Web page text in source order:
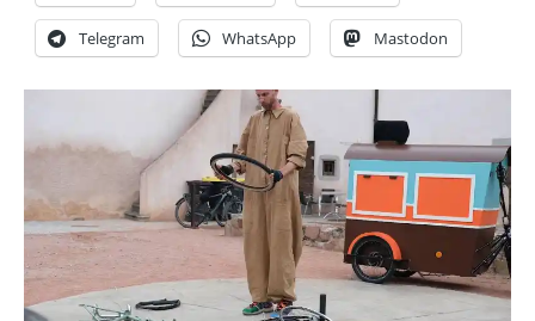
Telegram WhatsApp Mastodon